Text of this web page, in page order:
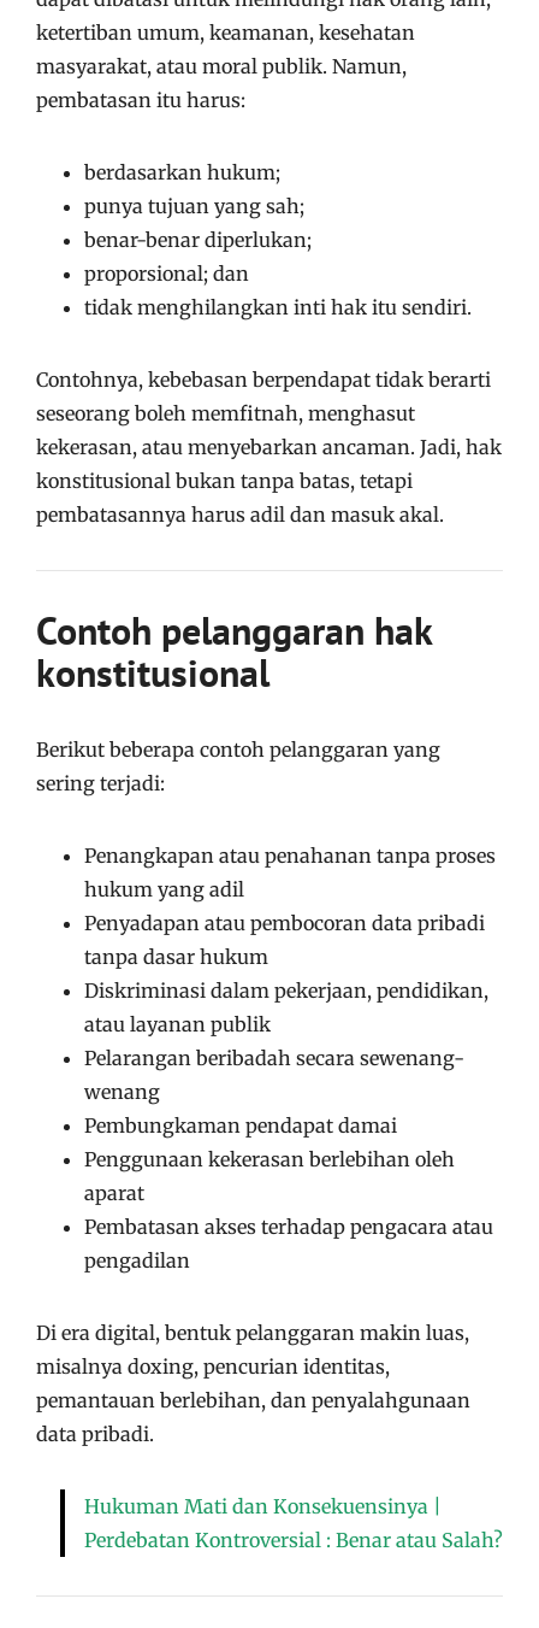
ketertiban umum, keamanan, kesehatan
masyarakat, atau moral publik. Namun,
pembatasan itu harus:
berdasarkan hukum;
punya tujuan yang sah;
benar-benar diperlukan;
proporsional; dan
tidak menghilangkan inti hak itu sendiri.
Contohnya, kebebasan berpendapat tidak berarti
seseorang boleh memfitnah, menghasut
kekerasan, atau menyebarkan ancaman. Jadi, hak
konstitusional bukan tanpa batas, tetapi
pembatasannya harus adil dan masuk akal.
Contoh pelanggaran hak
konstitusional
Berikut beberapa contoh pelanggaran yang
sering terjadi:
Penangkapan atau penahanan tanpa proses
hukum yang adil
Penyadapan atau pembocoran data pribadi
tanpa dasar hukum
Diskriminasi dalam pekerjaan, pendidikan,
atau layanan publik
Pelarangan beribadah secara sewenang-
wenang
Pembungkaman pendapat damai
Penggunaan kekerasan berlebihan oleh
aparat
Pembatasan akses terhadap pengacara atau
pengadilan
Di era digital, bentuk pelanggaran makin luas,
misalnya doxing, pencurian identitas,
pemantauan berlebihan, dan penyalahgunaan
data pribadi.
Hukuman Mati dan Konsekuensinya |
Perdebatan Kontroversial : Benar atau Salah?